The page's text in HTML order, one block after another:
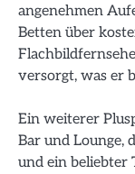
angenehmen
Betten über
versorgt, was er
Ein weiterer
Bar und Lounge,
und ein